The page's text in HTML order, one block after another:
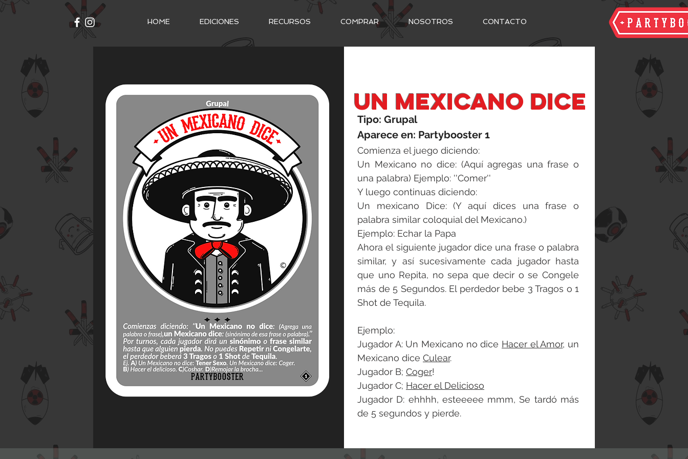
HOME EDICIONES RECURSOS COMPRAR NOSOTROS CONTACTO
un mexicano dice
Tipo: Grupal
Aparece en: Partybooster 1
Comienza el juego diciendo:
Un Mexicano no dice: (Aquí agregas una frase o
una palabra) Ejemplo: ''Comer''
Y luego continuas diciendo:
Un mexicano Dice: (Y aquí dices una frase o
palabra similar coloquial del Mexicano.)
Ejemplo: Echar la Papa
Ahora el siguiente jugador dice una frase o palabra
similar, y así sucesivamente cada jugador hasta
que uno Repita, no sepa que decir o se Congele
más de 5 Segundos. El perdedor bebe 3 Tragos o 1
Shot de Tequila.
Ejemplo:
Jugador A: Un Mexicano no dice Hacer el Amor, un
Mexicano dice Culear.
Jugador B; Coger!
Jugador C; Hacer el Delicioso
Jugador D: ehhhh, esteeeee mmm, Se tardó más
de 5 segundos y pierde.